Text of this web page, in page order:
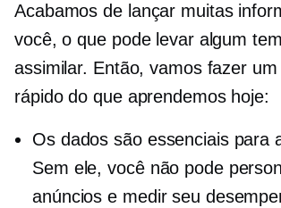
Acabamos de lançar muitas
você, o que pode levar algum
assimilar. Então, vamos fazer
rápido do que aprendemos hoje:
Os dados são essenciais para
Sem ele, você não pode
anúncios e medir seu